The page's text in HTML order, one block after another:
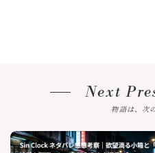
Next
物語は、次